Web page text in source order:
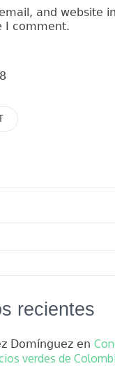
and website
I comment.
recientes
Domínguez en
verdes de